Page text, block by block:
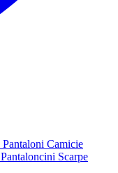
Pantaloni Camicie
Pantaloncini Scarpe